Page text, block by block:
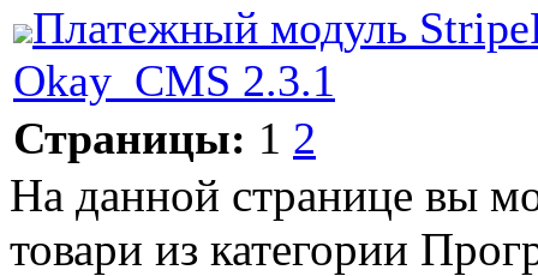
Платежный модуль
Okay_CMS 2.3.1
Страницы: 1 2
На данной странице вы
товари из категории